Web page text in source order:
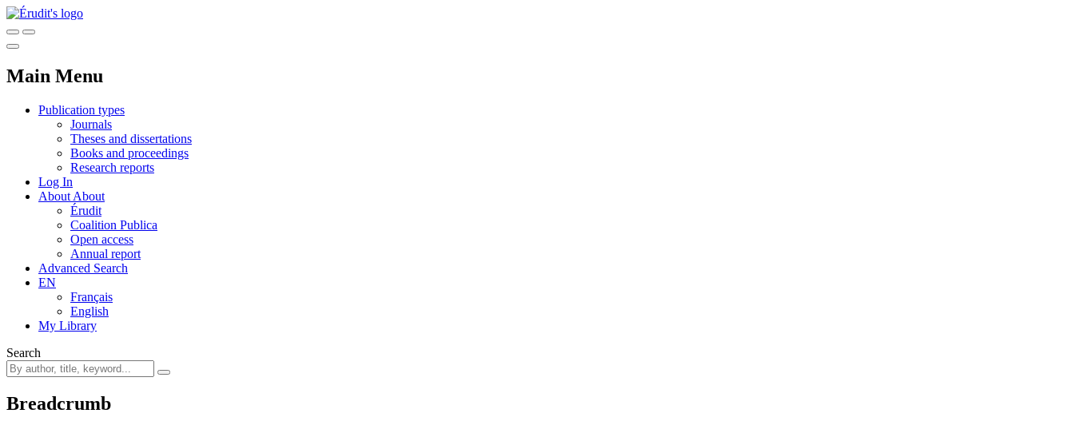
Main Menu
Publication types
Journals
Theses and dissertations
Books and proceedings
Research reports
Log In
About About
Érudit
Coalition Publica
Open access
Annual report
Advanced Search
EN
Français
English
My Library
Search
Breadcrumb